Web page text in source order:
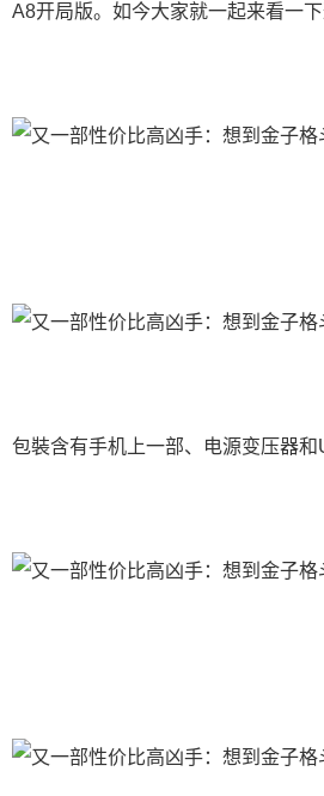
A8开局版。如今大家就一起来看一下
包裝含有手机上一部、电源变压器和